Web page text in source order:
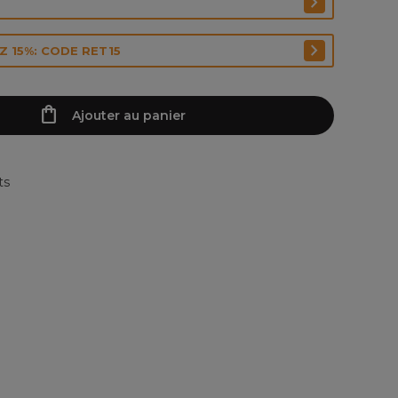
15%: CODE RET15
Ajouter au panier